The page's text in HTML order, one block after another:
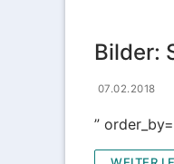
Bilder:
07.02.2018
”